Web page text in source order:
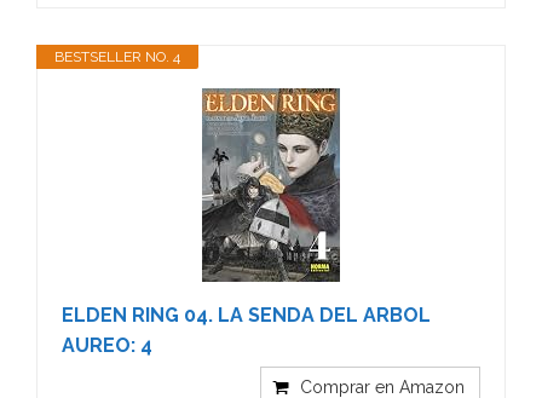
BESTSELLER NO. 4
ELDEN RING 04. LA SENDA DEL ARBOL
AUREO: 4
Comprar en Amazon